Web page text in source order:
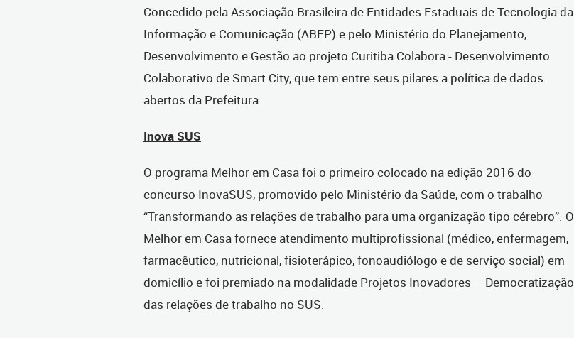
Concedido pela Associação Brasileira de Entidades Estaduais de Tecnologia da
Informação e Comunicação (ABEP) e pelo Ministério do Planejamento,
Desenvolvimento e Gestão ao projeto Curitiba Colabora - Desenvolvimento
Colaborativo de Smart City, que tem entre seus pilares a política de dados
abertos da Prefeitura.
Inova SUS
O programa Melhor em Casa foi o primeiro colocado na edição 2016 do
concurso InovaSUS, promovido pelo Ministério da Saúde, com o trabalho
“Transformando as relações de trabalho para uma organização tipo cérebro”. O
Melhor em Casa fornece atendimento multiprofissional (médico, enfermagem,
farmacêutico, nutricional, fisioterápico, fonoaudiólogo e de serviço social) em
domicílio e foi premiado na modalidade Projetos Inovadores – Democratização
das relações de trabalho no SUS.